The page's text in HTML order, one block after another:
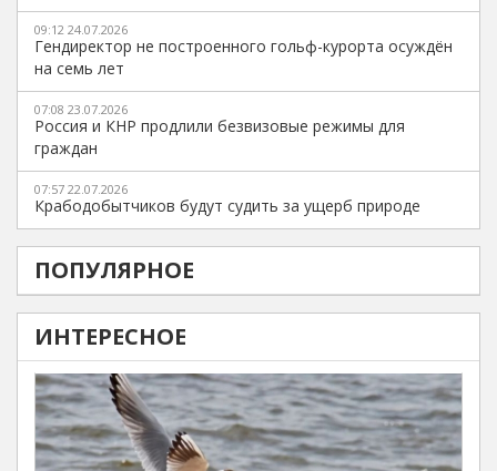
09:12 24.07.2026
Гендиректор не построенного гольф-курорта осуждён
на семь лет
07:08 23.07.2026
Россия и КНР продлили безвизовые режимы для
граждан
07:57 22.07.2026
Крабодобытчиков будут судить за ущерб природе
ПОПУЛЯРНОЕ
ИНТЕРЕСНОЕ